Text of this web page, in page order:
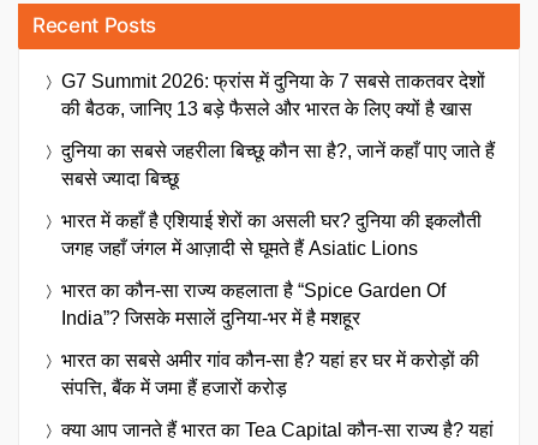
Recent Posts
G7 Summit 2026: फ्रांस में दुनिया के 7 सबसे ताकतवर देशों
की बैठक, जानिए 13 बड़े फैसले और भारत के लिए क्यों है खास
दुनिया का सबसे जहरीला बिच्छू कौन सा है?, जानें कहाँ पाए जाते हैं
सबसे ज्यादा बिच्छू
भारत में कहाँ है एशियाई शेरों का असली घर? दुनिया की इकलौती
जगह जहाँ जंगल में आज़ादी से घूमते हैं Asiatic Lions
भारत का कौन-सा राज्य कहलाता है “Spice Garden Of
India”? जिसके मसालें दुनिया-भर में है मशहूर
भारत का सबसे अमीर गांव कौन-सा है? यहां हर घर में करोड़ों की
संपत्ति, बैंक में जमा हैं हजारों करोड़
क्या आप जानते हैं भारत का Tea Capital कौन-सा राज्य है? यहां